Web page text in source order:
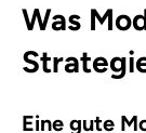
Was
Eine gute